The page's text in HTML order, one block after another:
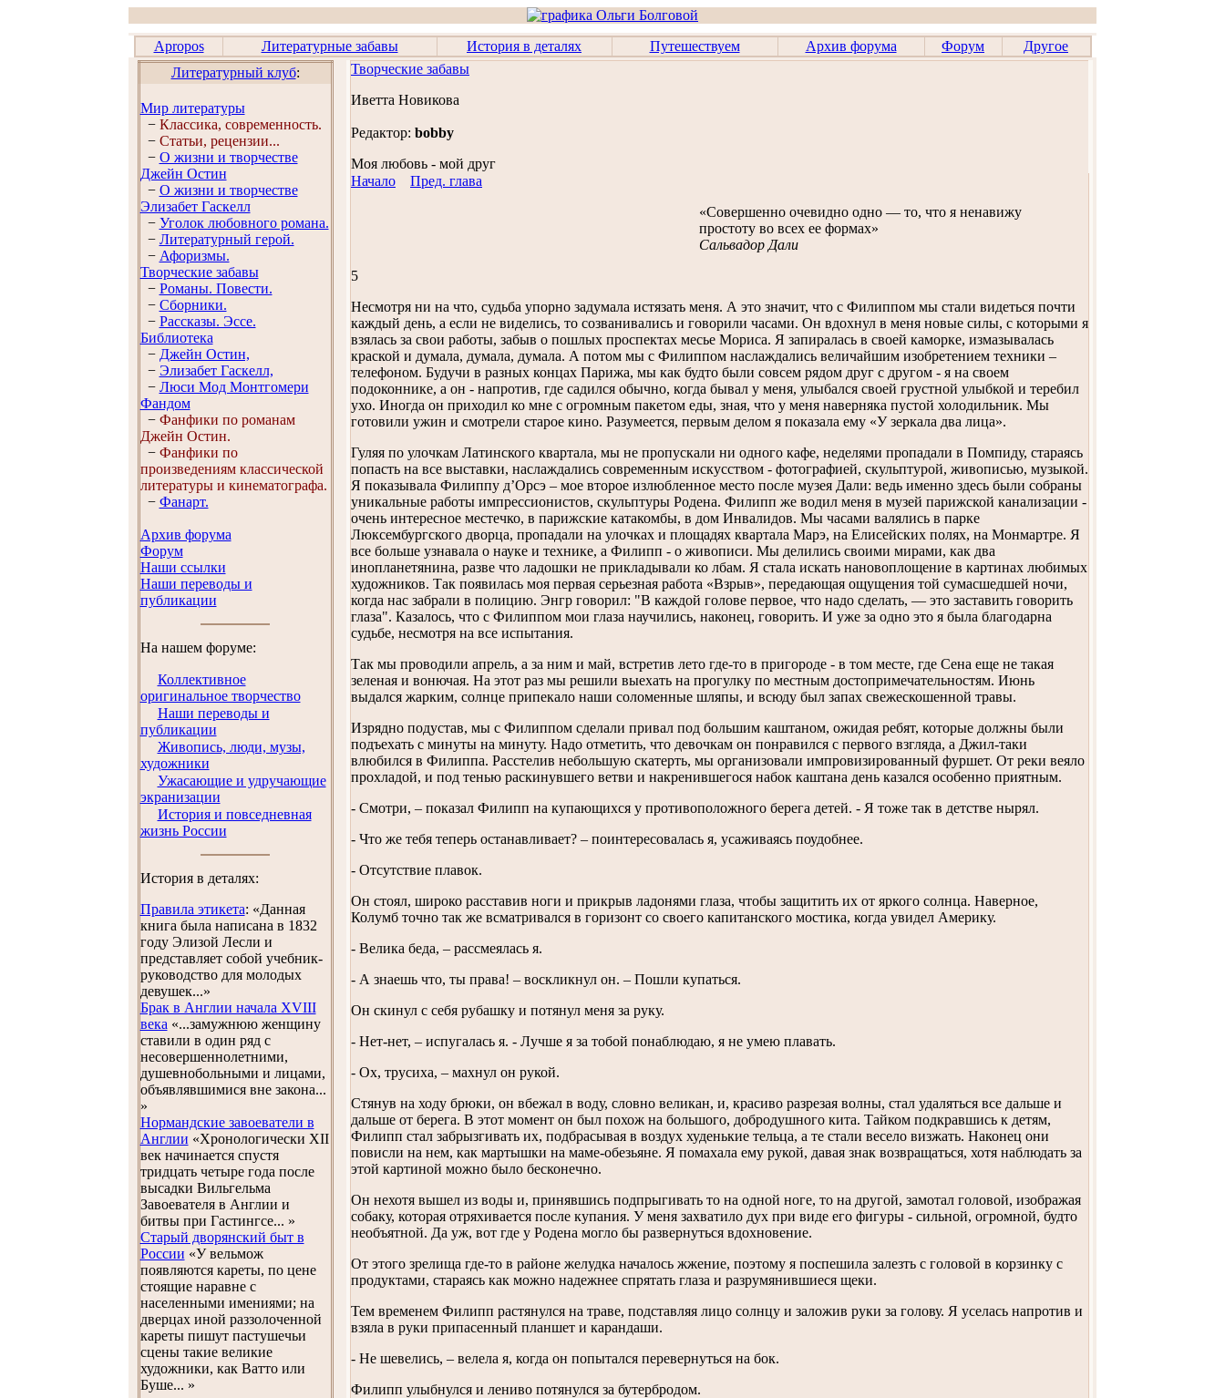
Apropos Литературные забавы История в деталях Путешествуем Архив форума Форум
Другое
Литературный клуб:
Мир литературы
− Классика, современность.
− Статьи, рецензии...
− О жизни и творчестве
Джейн Остин
− О жизни и творчестве
Элизабет Гaскелл
− Уголок любовного романа.
− Литературный герой.
− Афоризмы.
Творческие забавы
− Романы. Повести.
− Сборники.
− Рассказы. Эссe.
Библиотека
− Джейн Остин,
− Элизабет Гaскелл,
− Люси Мод Монтгомери
Фандом
− Фанфики по романам
Джейн Остин.
− Фанфики по
произведениям классической
литературы и кинематографа.
− Фанарт.
Архив форума
Форум
Наши ссылки
Наши переводы и
публикации
На нашем форуме:
Коллективное
оригинальное творчество
Наши переводы и
публикации
Живопись, люди, музы,
художники
Ужасающие и удручающие
экранизации
История и повседневная
жизнь России
История в деталях:
Правила этикета: «Данная
книга была написана в 1832
году Элизой Лесли и
представляет собой учебник-
руководство для молодых
девушек...»
Брак в Англии начала XVIII
века «...замужнюю женщину
ставили в один ряд с
несовершеннолетними,
душевнобольными и лицами,
объявлявшимися вне закона...
»
Нормандские завоеватели в
Англии «Хронологически XII
век начинается спустя
тридцать четыре года после
высадки Вильгельма
Завоевателя в Англии и
битвы при Гастингсе... »
Старый дворянский быт в
России «У вельмож
появляются кареты, по цене
стоящие наравне с
населенными имениями; на
дверцах иной раззолоченной
кареты пишут пастушечьи
сцены такие великие
художники, как Ватто или
Буше... »
Творческие забавы
Иветта Новикова
Редактор: bobby
Моя любовь - мой друг
Начало
Пред. глава
«Совершенно очевидно одно — то, что я ненавижу
простоту во всех ее формах»
Сальвадор Дали
5
Несмотря ни на что, судьба упорно задумала истязать меня. А это значит, что с Филиппом мы стали видеться почти
каждый день, а если не виделись, то созванивались и говорили часами. Он вдохнул в меня новые силы, с которыми я
взялась за свои работы, забыв о пошлых проспектах месье Мориса. Я запиралась в своей каморке, измазывалась
краской и думала, думала, думала. А потом мы с Филиппом наслаждались величайшим изобретением техники –
телефоном. Будучи в разных концах Парижа, мы как будто были совсем рядом друг с другом - я на своем
подоконнике, а он - напротив, где садился обычно, когда бывал у меня, улыбался своей грустной улыбкой и теребил
ухо. Иногда он приходил ко мне с огромным пакетом еды, зная, что у меня наверняка пустой холодильник. Мы
готовили ужин и смотрели старое кино. Разумеется, первым делом я показала ему «У зеркала два лица».
Гуляя по улочкам Латинского квартала, мы не пропускали ни одного кафе, неделями пропадали в Помпиду, стараясь
попасть на все выставки, наслаждались современным искусством - фотографией, скульптурой, живописью, музыкой.
Я показывала Филиппу д’Орсэ – мое второе излюбленное место после музея Дали: ведь именно здесь были собраны
уникальные работы импрессионистов, скульптуры Родена. Филипп же водил меня в музей парижской канализации -
очень интересное местечко, в парижские катакомбы, в дом Инвалидов. Мы часами валялись в парке
Люксембургского дворца, пропадали на улочках и площадях квартала Марэ, на Елисейских полях, на Монмартре. Я
все больше узнавала о науке и технике, а Филипп - о живописи. Мы делились своими мирами, как два
инопланетянина, разве что ладошки не прикладывали ко лбам. Я стала искать нановоплощение в картинах любимых
художников. Так появилась моя первая серьезная работа «Взрыв», передающая ощущения той сумасшедшей ночи,
когда нас забрали в полицию. Энгр говорил: "В каждой голове первое, что надо сделать, — это заставить говорить
глаза". Казалось, что с Филиппом мои глаза научились, наконец, говорить. И уже за одно это я была благодарна
судьбе, несмотря на все испытания.
Так мы проводили апрель, а за ним и май, встретив лето где-то в пригороде - в том месте, где Сена еще не такая
зеленая и вонючая. На этот раз мы решили выехать на прогулку по местным достопримечательностям. Июнь
выдался жарким, солнце припекало наши соломенные шляпы, и всюду был запах свежескошенной травы.
Изрядно подустав, мы с Филиппом сделали привал под большим каштаном, ожидая ребят, которые должны были
подъехать с минуты на минуту. Надо отметить, что девочкам он понравился с первого взгляда, а Джил-таки
влюбился в Филиппа. Расстелив небольшую скатерть, мы организовали импровизированный фуршет. От реки веяло
прохладой, и под тенью раскинувшего ветви и накренившегося набок каштана день казался особенно приятным.
- Смотри, – показал Филипп на купающихся у противоположного берега детей. - Я тоже так в детстве нырял.
- Что же тебя теперь останавливает? – поинтересовалась я, усаживаясь поудобнее.
- Отсутствие плавок.
Он стоял, широко расставив ноги и прикрыв ладонями глаза, чтобы защитить их от яркого солнца. Наверное,
Колумб точно так же всматривался в горизонт со своего капитанского мостика, когда увидел Америку.
- Велика беда, – рассмеялась я.
- А знаешь что, ты права! – воскликнул он. – Пошли купаться.
Он скинул с себя рубашку и потянул меня за руку.
- Нет-нет, – испугалась я. - Лучше я за тобой понаблюдаю, я не умею плавать.
- Ох, трусиха, – махнул он рукой.
Стянув на ходу брюки, он вбежал в воду, словно великан, и, красиво разрезая волны, стал удаляться все дальше и
дальше от берега. В этот момент он был похож на большого, добродушного кита. Тайком подкравшись к детям,
Филипп стал забрызгивать их, подбрасывая в воздух худенькие тельца, а те стали весело визжать. Наконец они
повисли на нем, как мартышки на маме-обезьяне. Я помахала ему рукой, давая знак возвращаться, хотя наблюдать за
этой картиной можно было бесконечно.
Он нехотя вышел из воды и, принявшись подпрыгивать то на одной ноге, то на другой, замотал головой, изображая
собаку, которая отряхивается после купания. У меня захватило дух при виде его фигуры - сильной, огромной, будто
необъятной. Да уж, вот где у Родена могло бы развернуться вдохновение.
От этого зрелища где-то в районе желудка началось жжение, поэтому я поспешила залезть с головой в корзинку с
продуктами, стараясь как можно надежнее спрятать глаза и разрумянившиеся щеки.
Тем временем Филипп растянулся на траве, подставляя лицо солнцу и заложив руки за голову. Я уселась напротив и
взяла в руки припасенный планшет и карандаши.
- Не шевелись, – велела я, когда он попытался перевернуться на бок.
Филипп улыбнулся и лениво потянулся за бутербродом.